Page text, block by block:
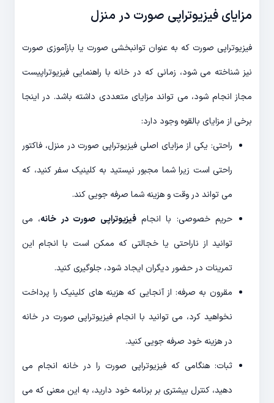
مزایای فیزیوتراپی صورت در منزل
فیزیوتراپی صورت که به عنوان توانبخشی صورت یا بازآموزی صورت
نیز شناخته می شود، زمانی که در خانه با راهنمایی فیزیوتراپیست
مجاز انجام شود، می تواند مزایای متعددی داشته باشد. در اینجا
برخی از مزایای بالقوه وجود دارد:
راحتی: یکی از مزایای اصلی فیزیوتراپی صورت در منزل، فاکتور
راحتی است زیرا شما مجبور نیستید به کلینیک سفر کنید، که
می تواند در وقت و هزینه شما صرفه جویی کند.
حریم خصوصی: با انجامفیزیوتراپی صورت در خانه، می
توانید از ناراحتی یا خجالتی که ممکن است با انجام این
تمرینات در حضور دیگران ایجاد شود، جلوگیری کنید.
مقرون به صرفه: از آنجایی که هزینه های کلینیک را پرداخت
نخواهید کرد، می توانید با انجام فیزیوتراپی صورت در خانه
در هزینه خود صرفه جویی کنید.
ثبات: هنگامی که فیزیوتراپی صورت را در خانه انجام می
دهید، کنترل بیشتری بر برنامه خود دارید، به این معنی که می